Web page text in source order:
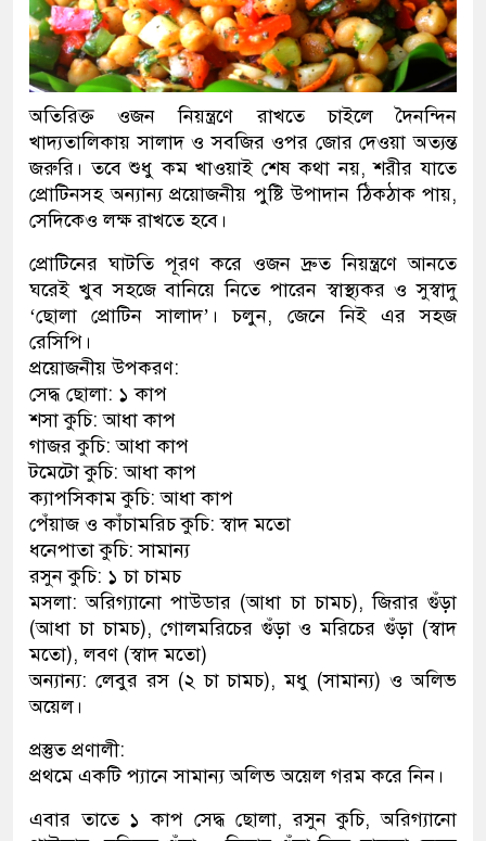
অতিরিক্ত ওজন নিয়ন্ত্রণে রাখতে চাইলে দৈনন্দিন
খাদ্যতালিকায় সালাদ ও সবজির ওপর জোর দেওয়া অত্যন্ত
জরুরি। তবে শুধু কম খাওয়াই শেষ কথা নয়, শরীর যাতে
প্রোটিনসহ অন্যান্য প্রয়োজনীয় পুষ্টি উপাদান ঠিকঠাক পায়,
সেদিকেও লক্ষ রাখতে হবে।
প্রোটিনের ঘাটতি পূরণ করে ওজন দ্রুত নিয়ন্ত্রণে আনতে
ঘরেই খুব সহজে বানিয়ে নিতে পারেন স্বাস্থ্যকর ও সুস্বাদু
‘ছোলা প্রোটিন সালাদ’। চলুন, জেনে নিই এর সহজ
রেসিপি।
প্রয়োজনীয় উপকরণ:
সেদ্ধ ছোলা: ১ কাপ
শসা কুচি: আধা কাপ
গাজর কুচি: আধা কাপ
টমেটো কুচি: আধা কাপ
ক্যাপসিকাম কুচি: আধা কাপ
পেঁয়াজ ও কাঁচামরিচ কুচি: স্বাদ মতো
ধনেপাতা কুচি: সামান্য
রসুন কুচি: ১ চা চামচ
মসলা: অরিগ্যানো পাউডার (আধা চা চামচ), জিরার গুঁড়া
(আধা চা চামচ), গোলমরিচের গুঁড়া ও মরিচের গুঁড়া (স্বাদ
মতো), লবণ (স্বাদ মতো)
অন্যান্য: লেবুর রস (২ চা চামচ), মধু (সামান্য) ও অলিভ
অয়েল।
প্রস্তুত প্রণালী:
প্রথমে একটি প্যানে সামান্য অলিভ অয়েল গরম করে নিন।
এবার তাতে ১ কাপ সেদ্ধ ছোলা, রসুন কুচি, অরিগ্যানো